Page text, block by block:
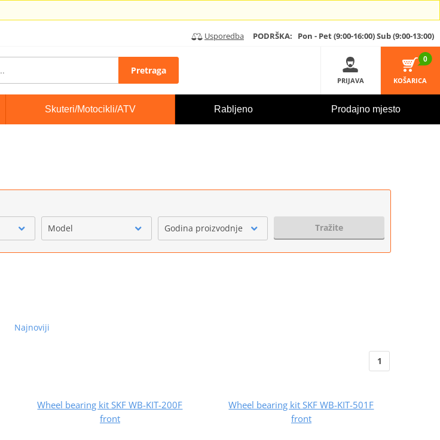
Usporedba PODRŠKA: Pon - Pet (9:00-16:00)Sub (9:00-13:00)
Pretraga
PRIJAVA
0
KOŠARICA
Skuteri/Motocikli/ATV Rabljeno Prodajno mjesto
Model Godina proizvodnje Tražite
Najnoviji
1
Wheel bearing kit SKF WB-KIT-200F
front
Wheel bearing kit SKF WB-KIT-501F
front